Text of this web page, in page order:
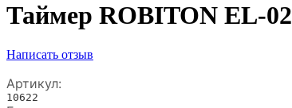
Таймер ROBITON EL-02
Написать отзыв
Артикул:
10622